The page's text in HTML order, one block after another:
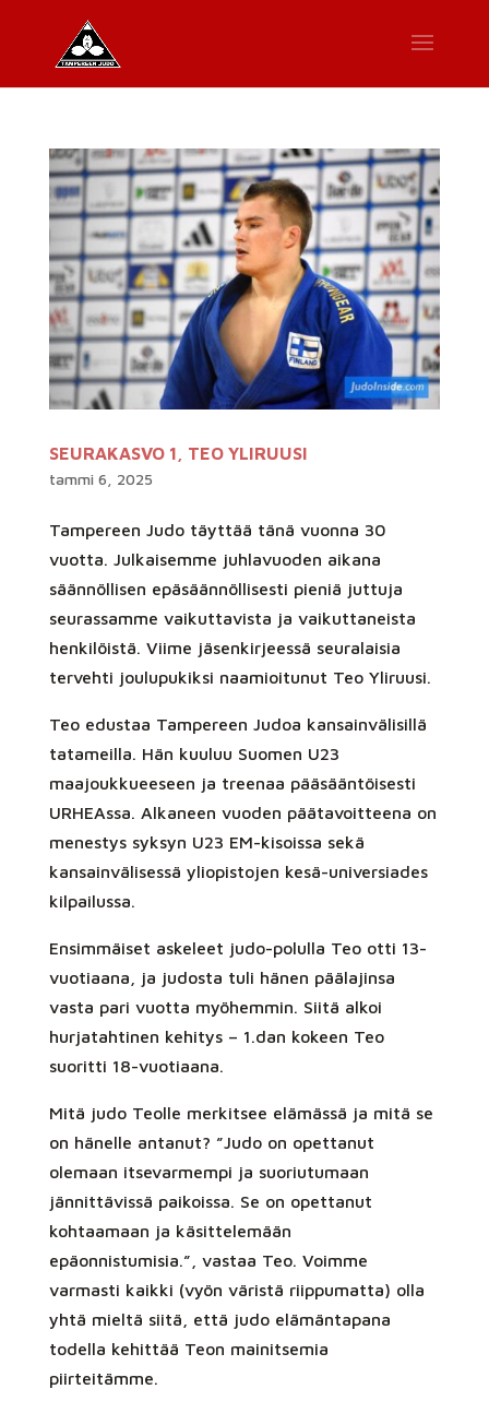
SEURAKASVO 1, TEO YLIRUUSI
tammi 6, 2025
Tampereen Judo täyttää tänä vuonna 30
vuotta. Julkaisemme juhlavuoden aikana
säännöllisen epäsäännöllisesti pieniä juttuja
seurassamme vaikuttavista ja vaikuttaneista
henkilöistä. Viime jäsenkirjeessä seuralaisia
tervehti joulupukiksi naamioitunut Teo Yliruusi.
Teo edustaa Tampereen Judoa kansainvälisillä
tatameilla. Hän kuuluu Suomen U23
maajoukkueeseen ja treenaa pääsääntöisesti
URHEAssa. Alkaneen vuoden päätavoitteena on
menestys syksyn U23 EM-kisoissa sekä
kansainvälisessä yliopistojen kesä-universiades
kilpailussa.
Ensimmäiset askeleet judo-polulla Teo otti 13-
vuotiaana, ja judosta tuli hänen päälajinsa
vasta pari vuotta myöhemmin. Siitä alkoi
hurjatahtinen kehitys – 1.dan kokeen Teo
suoritti 18-vuotiaana.
Mitä judo Teolle merkitsee elämässä ja mitä se
on hänelle antanut? ”Judo on opettanut
olemaan itsevarmempi ja suoriutumaan
jännittävissä paikoissa. Se on opettanut
kohtaamaan ja käsittelemään
epäonnistumisia.”, vastaa Teo. Voimme
varmasti kaikki (vyön väristä riippumatta) olla
yhtä mieltä siitä, että judo elämäntapana
todella kehittää Teon mainitsemia
piirteitämme.